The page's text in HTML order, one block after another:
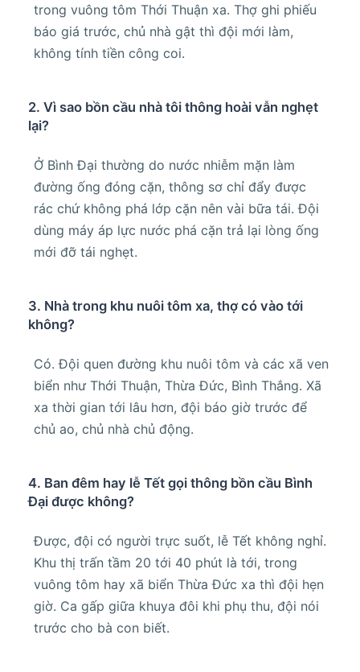
trong vuông tôm Thới Thuận xa. Thợ ghi phiếu
báo giá trước, chủ nhà gật thì đội mới làm,
không tính tiền công coi.
2. Vì sao bồn cầu nhà tôi thông hoài vẫn nghẹt
lại?
Ở Bình Đại thường do nước nhiễm mặn làm
đường ống đóng cặn, thông sơ chỉ đẩy được
rác chứ không phá lớp cặn nên vài bữa tái. Đội
dùng máy áp lực nước phá cặn trả lại lòng ống
mới đỡ tái nghẹt.
3. Nhà trong khu nuôi tôm xa, thợ có vào tới
không?
Có. Đội quen đường khu nuôi tôm và các xã ven
biển như Thới Thuận, Thừa Đức, Bình Thắng. Xã
xa thời gian tới lâu hơn, đội báo giờ trước để
chủ ao, chủ nhà chủ động.
4. Ban đêm hay lễ Tết gọi thông bồn cầu Bình
Đại được không?
Được, đội có người trực suốt, lễ Tết không nghỉ.
Khu thị trấn tầm 20 tới 40 phút là tới, trong
vuông tôm hay xã biển Thừa Đức xa thì đội hẹn
giờ. Ca gấp giữa khuya đôi khi phụ thu, đội nói
trước cho bà con biết.